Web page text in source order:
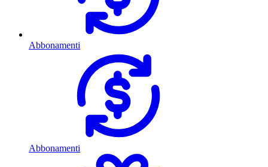
Abbonamenti
Abbonamenti